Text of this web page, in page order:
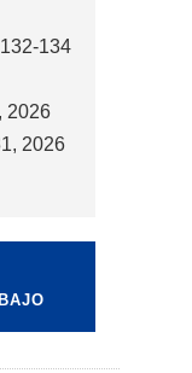
134
2026
2026